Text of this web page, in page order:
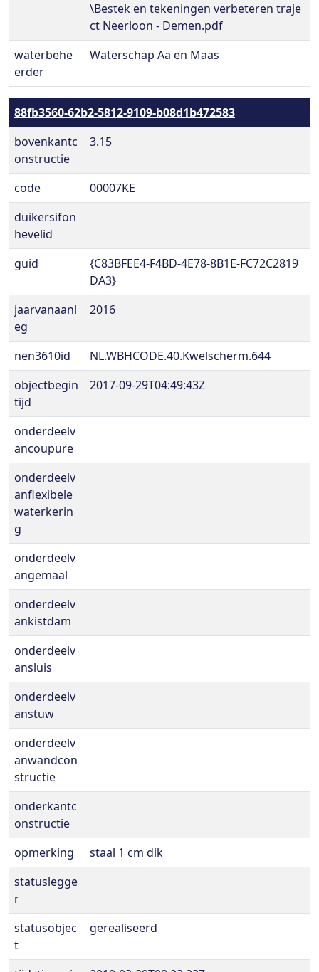
\Bestek en tekeningen verbeteren traje
ct Neerloon - Demen.pdf
waterbehe
erder
Waterschap Aa en Maas
88fb3560-62b2-5812-9109-b08d1b472583
bovenkantc
onstructie
3.15
code
00007KE
duikersifon
hevelid
guid
{C83BFEE4-F4BD-4E78-8B1E-FC72C2819
DA3}
jaarvanaanl
eg
2016
nen3610id
NL.WBHCODE.40.Kwelscherm.644
objectbegin
tijd
2017-09-29T04:49:43Z
onderdeelv
ancoupure
onderdeelv
anflexibele
waterkerin
g
onderdeelv
angemaal
onderdeelv
ankistdam
onderdeelv
ansluis
onderdeelv
anstuw
onderdeelv
anwandcon
structie
onderkantc
onstructie
opmerking
staal 1 cm dik
statuslegge
r
statusobjec
t
gerealiseerd